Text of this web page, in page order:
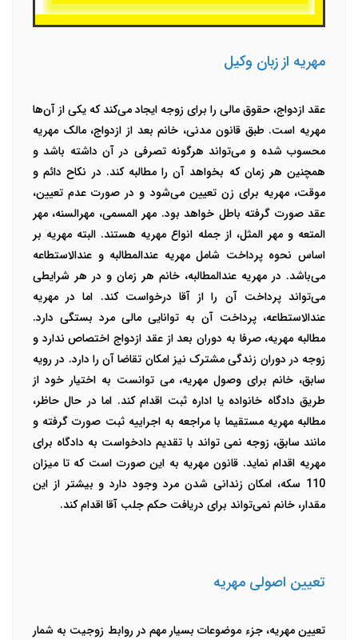
مهریه از زبان وکیل
عقد ازدواج، حقوق مالی را برای زوجه ایجاد می‌کند که یکی از آن‌ها
مهریه است. طبق قانون مدنی، خانم بعد از ازدواج، مالک مهریه
محسوب شده و می‌تواند هرگونه تصرفی در آن داشته باشد و
همچنین هر زمان که بخواهد آن را مطالبه کند. در نکاح دائم و
موقت، مهریه برای زن تعیین می‌شود و در صورت عدم تعیین،
عقد صورت گرفته باطل خواهد بود. مهر المسمی، مهرالسنه، مهر
المتعه و مهر المثل، از جمله انواع مهریه هستند. البته مهریه بر
اساس نحوه پرداخت شامل مهریه عندالمطالبه و عندالاستطاعه
می‌باشد. در مهریه عندالمطالبه، خانم هر زمان و در هر شرایطی
می‌تواند پرداخت آن را از آقا درخواست کند. اما در مهریه
عندالاستطاعه، پرداخت آن به توانایی مالی مرد بستگی دارد.
مطالبه مهریه، صرفا به دوران بعد از عقد ازدواج اختصاص ندارد و
زوجه در دوران زندگی مشترک نیز امکان تقاضا آن را دارد. در رویه
سابق، خانم برای وصول مهریه، می توانست به اختیار خود از
طریق دادگاه خانواده یا اداره ثبت اقدام کند. اما در حال حاظر،
مطالبه مهریه مستقیما با مراجعه به اجراییه ثبت صورت گرفته و
مانند سابق، زوجه نمی تواند با تقدیم دادخواست به دادگاه برای
مهریه اقدام نماید. قانون مهریه به این صورت است که تا میزان
110 سکه، امکان زندانی شدن مرد وجود دارد و بیشتر از این
مقدار، خانم نمی‌تواند برای دریافت حکم جلب آقا اقدام کند.
تعیین اصولی مهریه
تعیین مهریه، جزء موضوعات بسیار مهم در روابط زوجیت به شمار